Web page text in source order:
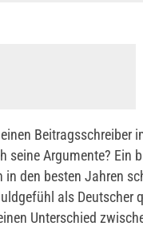
Beitragsschreiber
seine Argumente? Ein
den besten Jahren
als Deutscher
Unterschied